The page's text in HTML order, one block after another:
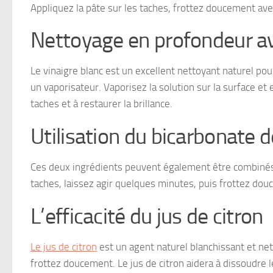
Appliquez la pâte sur les taches, frottez doucement
Nettoyage en profondeur
Le vinaigre blanc est un excellent nettoyant naturel
un vaporisateur. Vaporisez la solution sur la surface
taches et à restaurer la brillance.
Utilisation du bicarbonate
Ces deux ingrédients peuvent également être
taches, laissez agir quelques minutes, puis frottez
L’efficacité du jus de citron
Le jus de citron est un agent naturel blanchissant et
frottez doucement. Le jus de citron aidera à dissoudre